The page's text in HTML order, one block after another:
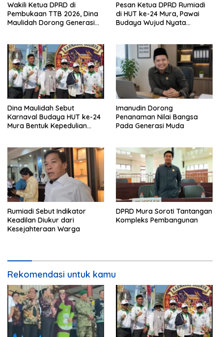
Wakili Ketua DPRD di
Pembukaan TTB 2026, Dina
Maulidah Dorong Generasi
Pesan Ketua DPRD Rumiadi
di HUT ke-24 Mura, Pawai
Budaya Wujud Nyata
Dina Maulidah Sebut
Karnaval Budaya HUT ke-24
Mura Bentuk Kepedulian
Imanudin Dorong
Penanaman Nilai Bangsa
Pada Generasi Muda
Rumiadi Sebut Indikator
Keadilan Diukur dari
Kesejahteraan Warga
DPRD Mura Soroti Tantangan
Kompleks Pembangunan
Rekomendasi untuk kamu